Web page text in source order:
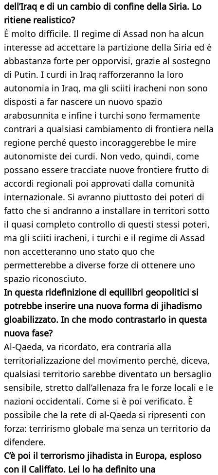
dell’Iraq e di un cambio di confine della Siria. Lo
ritiene realistico?
È molto difficile. Il regime di Assad non ha alcun
interesse ad accettare la partizione della Siria ed è
abbastanza forte per opporvisi, grazie al sostegno
di Putin. I curdi in Iraq rafforzeranno la loro
autonomia in Iraq, ma gli sciiti iracheni non sono
disposti a far nascere un nuovo spazio
arabosunnita e infine i turchi sono fermamente
contrari a qualsiasi cambiamento di frontiera nella
regione perché questo incoraggerebbe le mire
autonomiste dei curdi. Non vedo, quindi, come
possano essere tracciate nuove frontiere frutto di
accordi regionali poi approvati dalla comunità
internazionale. Si avranno piuttosto dei poteri di
fatto che si andranno a installare in territori sotto
il quasi completo controllo di questi stessi poteri,
ma gli sciiti iracheni, i turchi e il regime di Assad
non accetteranno uno stato quo che
permetterebbe a diverse forze di ottenere uno
spazio riconosciuto.
In questa ridefinizione di equilibri geopolitici si
potrebbe inserire una nuova forma di jihadismo
gloabilizzato. In che modo contrastarlo in questa
nuova fase?
Al-Qaeda, va ricordato, era contraria alla
territorializzazione del movimento perché, diceva,
qualsiasi territorio sarebbe diventato un bersaglio
sensibile, stretto dall’allenaza fra le forze locali e le
nazioni occidentali. Come si è poi verificato. È
possibile che la rete di al-Qaeda si ripresenti con
forza: terrirismo globale ma senza un territorio da
difendere.
C’è poi il terrorismo jihadista in Europa, esploso
con il Califfato. Lei lo ha definito una